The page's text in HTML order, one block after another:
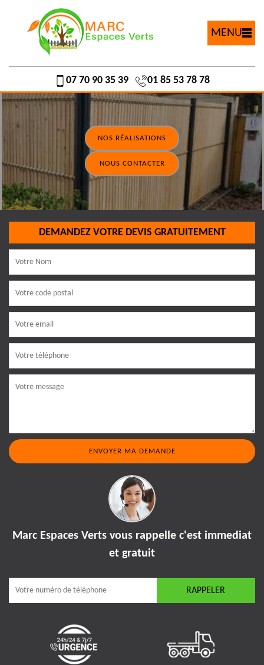
MENU
07 70 90 35 39 01 85 53 78 78
NOS RÉALISATIONS
NOUS CONTACTER
DEMANDEZ VOTRE DEVIS GRATUITEMENT
Marc Espaces Verts vous rappelle c'est immediat
et gratuit